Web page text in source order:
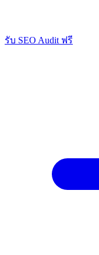
รับ SEO Audit ฟรี